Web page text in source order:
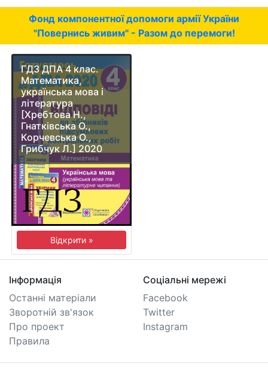
Фонд компонентної допомоги армії України
"Повернись живим" - Разом до перемоги!
ГДЗ ДПА 4 клас.
Математика,
українська мова і
література
[Хребтова Н.,
Гнатківська О.,
Корчевська О.,
Грибчук Л.] 2020
Відкрити »
Інформація
Останні матеріали
Зворотній зв'язок
Про проект
Правила
Соціальні мережі
Facebook
Twitter
Instagram